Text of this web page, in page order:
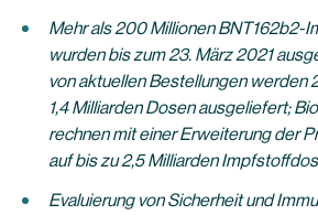
Mehr als 200 Millionen BNT162b2-
wurden bis zum 23. März 2021
von aktuellen Bestellungen werden
1,4 Milliarden Dosen ausgeliefert;
rechnen mit einer Erweiterung der
auf bis zu 2,5 Milliarden
Evaluierung von Sicherheit und